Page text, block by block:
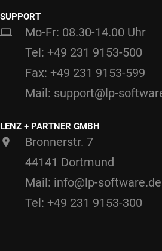
SUPPORT
Mo-Fr: 08.30-14.00 Uhr
Tel: +49 231 9153-500
Fax: +49 231 9153-599
Mail: support@lp-
LENZ + PARTNER GMBH
Bronnerstr. 7
44141 Dortmund
Mail: info@lp-software.de
Tel: +49 231 9153-300